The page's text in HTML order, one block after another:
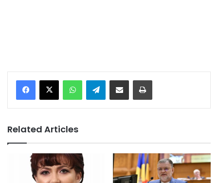
Telegram
Related Articles